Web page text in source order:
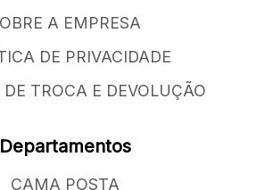
A EMPRESA
DE PRIVACIDADE
TROCA E DEVOLUÇÃO
Departamentos
CAMA POSTA